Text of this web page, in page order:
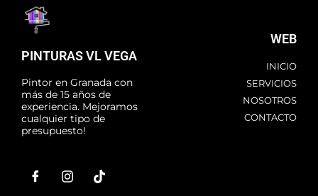
PINTURAS VL VEGA
Pintor en Granada con
más de 15 años de
experiencia. Mejoramos
cualquier tipo de
presupuesto!
WEB
INICIO
SERVICIOS
NOSOTROS
CONTACTO